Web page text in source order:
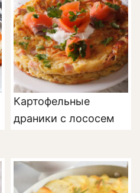
Картофельные
драники с лососем